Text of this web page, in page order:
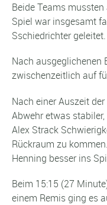
Beide Teams
Spiel war insgesamt
Sschiedrichter geleitet.
Nach ausgeglichenen
zwischenzeitlich auf
Nach einer Auszeit
Abwehr etwas
Alex Strack
Rückraum zu
Henning besser ins
Beim 15:15 (27
einem Remis ging es